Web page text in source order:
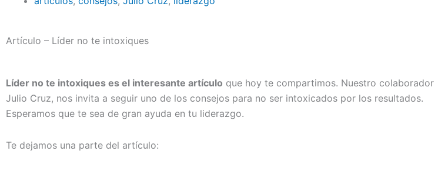
Artículo – Líder no te intoxiques
Líder no te intoxiques es el interesante artículo que hoy te compartimos. Nuestro colaborador
Julio Cruz, nos invita a seguir uno de los consejos para no ser intoxicados por los resultados.
Esperamos que te sea de gran ayuda en tu liderazgo.
Te dejamos una parte del artículo: